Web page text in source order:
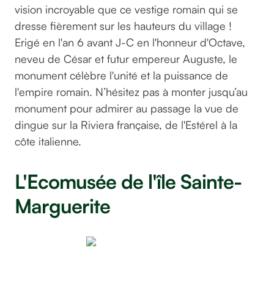
vision incroyable que ce vestige romain qui se
dresse fièrement sur les hauteurs du village !
Erigé en l'an 6 avant J-C en l'honneur d'Octave,
neveu de César et futur empereur Auguste, le
monument célèbre l'unité et la puissance de
l'empire romain. N’hésitez pas à monter jusqu’au
monument pour admirer au passage la vue de
dingue sur la Riviera française, de l'Estérel à la
côte italienne.
L'Ecomusée de l'île Sainte-
Marguerite